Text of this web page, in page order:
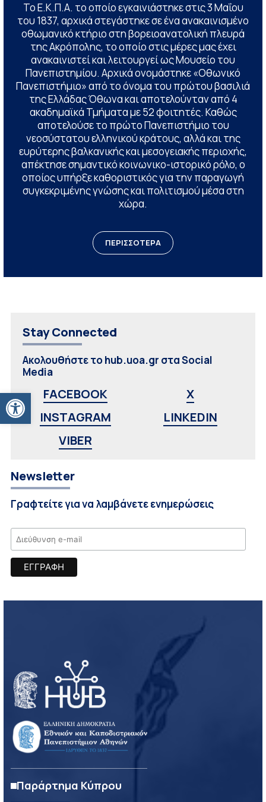
Ανοίξτε τη γραμμή εργαλείων
Το Ε.Κ.Π.Α. το οποίο εγκαινιάστηκε στις 3 Μαΐου
του 1837, αρχικά στεγάστηκε σε ένα ανακαινισμένο
οθωμανικό κτήριο στη βορειοανατολική πλευρά
της Ακρόπολης, το οποίο στις μέρες μας έχει
ανακαινιστεί και λειτουργεί ως Μουσείο του
Πανεπιστημίου. Αρχικά ονομάστηκε «Οθωνικό
Πανεπιστήμιο» από το όνομα του πρώτου βασιλιά
της Ελλάδας Όθωνα και αποτελούνταν από 4
ακαδημαϊκά Τμήματα με 52 φοιτητές. Καθώς
αποτελούσε το πρώτο Πανεπιστήμιο του
νεοσύστατου ελληνικού κράτους, αλλά και της
ευρύτερης βαλκανικής και μεσογειακής περιοχής,
απέκτησε σημαντικό κοινωνικο-ιστορικό ρόλο, ο
οποίος υπήρξε καθοριστικός για την παραγωγή
συγκεκριμένης γνώσης και πολιτισμού μέσα στη
χώρα.
ΠΕΡΙΣΣΟΤΕΡΑ
Stay Connected
Ακολουθήστε το hub.uoa.gr στα Social
Media
FACEBOOK
X
INSTAGRAM
LINKEDIN
VIBER
Newsletter
Γραφτείτε για να λαμβάνετε ενημερώσεις
Παράρτημα Κύπρου